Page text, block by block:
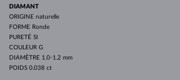
DIAMANT
ORIGINE naturelle
FORME Ronde
PURETÉ SI
COULEUR G
DIAMÈTRE 1.0-1.2 mm
POIDS 0.038 ct